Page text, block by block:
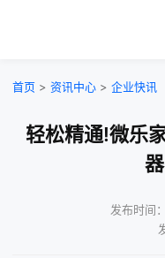
首页 > 资讯中心 > 企业快讯
轻松精通!微乐
发布时间